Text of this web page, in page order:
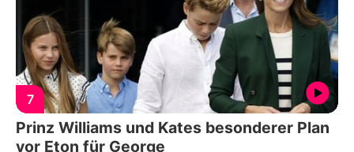
7
Prinz Williams und Kates besonderer Plan
vor Eton für George